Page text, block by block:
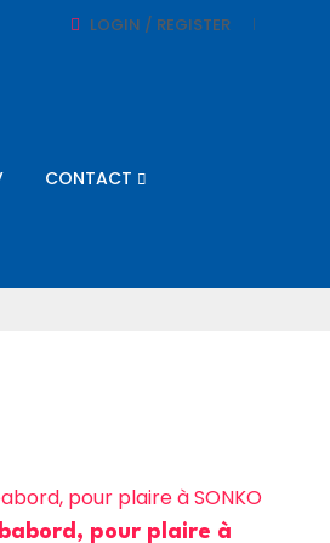
LOGIN / REGISTER
CONTACT
pour plaire à